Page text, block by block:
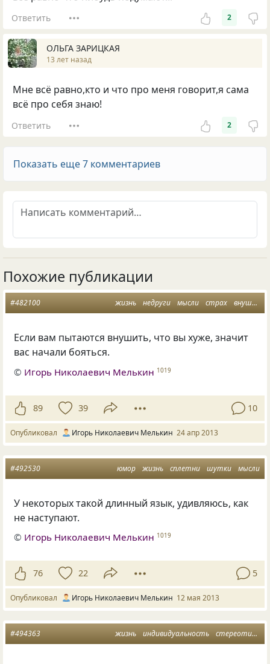
Ответить 2
ОЛЬГА ЗАРИЦКАЯ
13 лет назад
Мне всё равно,кто и что про меня говорит,я сама
всё про себя знаю!
Ответить 2
Показать еще 7 комментариев
Похожие публикации
жизнь недруги мысли страх внушение
#482100
Если вам пытаются внушить, что вы хуже, значит
вас начали бояться.
© Игорь Николаевич Мелькин 1019
89 39 10
Опубликовал Игорь Николаевич Мелькин 24 апр 2013
юмор жизнь сплетни шутки мысли
#492530
У некоторых такой длинный язык, удивляюсь, как
не наступают.
© Игорь Николаевич Мелькин 1019
76 22 5
Опубликовал Игорь Николаевич Мелькин 12 мая 2013
жизнь индивидуальность стереотипы
#494363